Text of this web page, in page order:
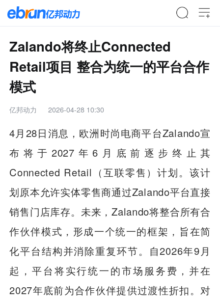
Zalando将终止Connected
Retail项目 整合为统一的平台合作
模式
亿邦动力 2026-04-28 10:30
4月28日消息，欧洲时尚电商平台Zalando宣
布将于2027年6月底前逐步终止其
Connected Retail（互联零售）计划。该计
划原本允许实体零售商通过Zalando平台直接
销售门店库存。未来，Zalando将整合所有合
作伙伴模式，形成一个统一的框架，旨在简
化平台结构并消除重复环节。自2026年9月
起，平台将实行统一的市场服务费，并在
2027年底前为合作伙伴提供过渡性折扣。对